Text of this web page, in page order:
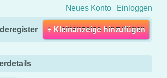
Neues Konto Einloggen
+ Kleinanzeige hinzufügen